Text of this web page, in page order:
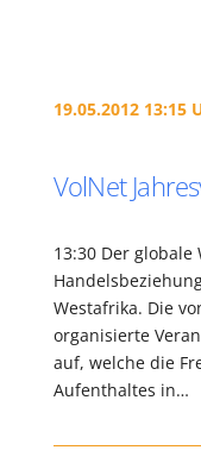
19.05.2012 13:15
VolNet
13:30 Der
Westafrika. Die
organisierte
auf, welche die
Aufenthaltes in…